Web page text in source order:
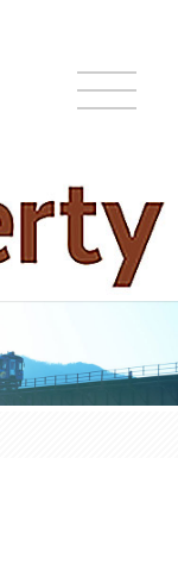
令和3年度・消防団